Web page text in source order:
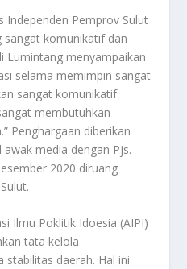
Independen Pemprov Sulut
sangat komunikatif dan
Lumintang menyampaikan
selama memimpin sangat
sangat komunikatif
membutuhkan
Penghargaan diberikan
media dengan Pjs.
2020 diruang
Ilmu Poklitik Idoesia (AIPI)
tata kelola
stabilitas daerah. Hal ini